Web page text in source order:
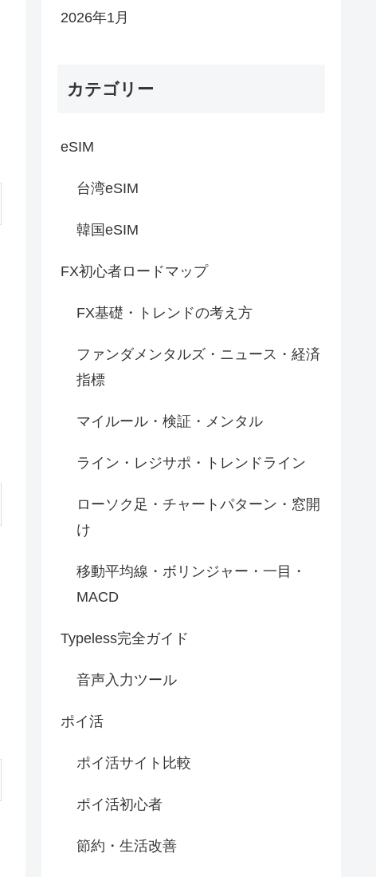
2026年1月
カテゴリー
eSIM
台湾eSIM
韓国eSIM
FX初心者ロードマップ
FX基礎・トレンドの考え方
ファンダメンタルズ・ニュース・経済
指標
マイルール・検証・メンタル
ライン・レジサポ・トレンドライン
ローソク足・チャートパターン・窓開
け
移動平均線・ボリンジャー・一目・
MACD
Typeless完全ガイド
音声入力ツール
ポイ活
ポイ活サイト比較
ポイ活初心者
節約・生活改善